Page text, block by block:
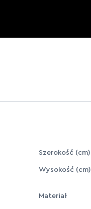
Szerokość (cm)
Wysokość (cm)
Materiał